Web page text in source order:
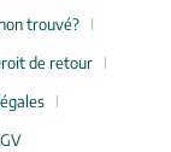
trouvé?
de retour